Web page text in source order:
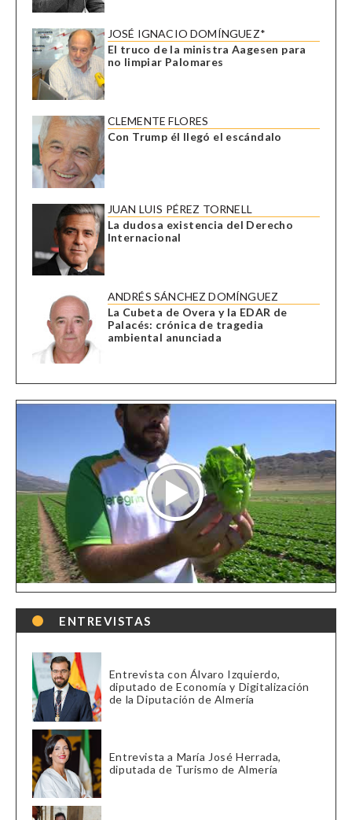
JOSÉ IGNACIO DOMÍNGUEZ*
El truco de la ministra Aagesen para
no limpiar Palomares
CLEMENTE FLORES
Con Trump él llegó el escándalo
JUAN LUIS PÉREZ TORNELL
La dudosa existencia del Derecho
Internacional
ANDRÉS SÁNCHEZ DOMÍNGUEZ
La Cubeta de Overa y la EDAR de
Palacés: crónica de tragedia
ambiental anunciada
ENTREVISTAS
Entrevista con Álvaro Izquierdo,
diputado de Economía y Digitalización
de la Diputación de Almería
Entrevista a María José Herrada,
diputada de Turismo de Almería